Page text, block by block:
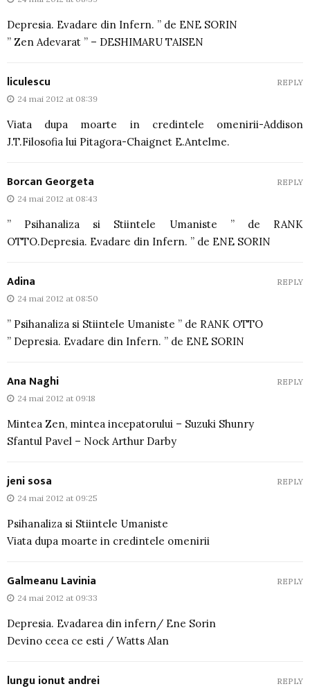
Depresia. Evadare din Infern. ” de ENE SORIN
” Zen Adevarat ” – DESHIMARU TAISEN
liculescu
24 mai 2012 at 08:39
Viata dupa moarte in credintele omenirii-Addison
J.T.Filosofia lui Pitagora-Chaignet E.Antelme.
REPLY
Borcan Georgeta
24 mai 2012 at 08:43
” Psihanaliza si Stiintele Umaniste ” de RANK
OTTO.Depresia. Evadare din Infern. ” de ENE SORIN
REPLY
Adina
24 mai 2012 at 08:50
” Psihanaliza si Stiintele Umaniste ” de RANK OTTO
” Depresia. Evadare din Infern. ” de ENE SORIN
REPLY
Ana Naghi
24 mai 2012 at 09:18
Mintea Zen, mintea incepatorului – Suzuki Shunry
Sfantul Pavel – Nock Arthur Darby
REPLY
jeni sosa
24 mai 2012 at 09:25
Psihanaliza si Stiintele Umaniste
Viata dupa moarte in credintele omenirii
REPLY
Galmeanu Lavinia
24 mai 2012 at 09:33
Depresia. Evadarea din infern/ Ene Sorin
Devino ceea ce esti / Watts Alan
REPLY
lungu ionut andrei REPLY